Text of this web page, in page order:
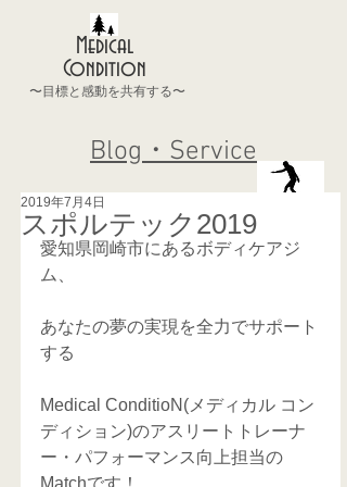
Medical
Condition
〜目標と感動を共有する〜
Blog・Service
スポルテック2019
2019年7月4日
愛知県岡崎市にあるボディケアジ
ム、
あなたの夢の実現を全力でサポート
する
Medical ConditioN(メディカル コン
ディション)のアスリートトレーナ
ー・パフォーマンス向上担当の
Matchです！